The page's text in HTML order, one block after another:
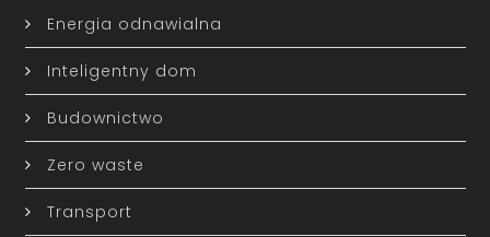
Energia odnawialna
Inteligentny dom
Budownictwo
Zero waste
Transport